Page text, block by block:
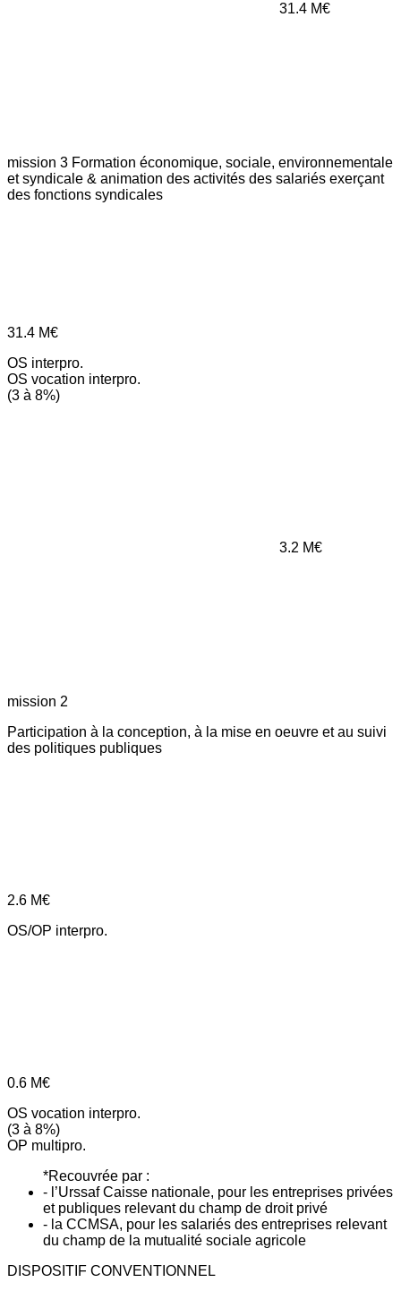
31.4 M€
mission 3 Formation économique, sociale, environnementale
et syndicale & animation des activités des salariés exerçant
des fonctions syndicales
31.4 M€
OS interpro.
OS vocation interpro.
(3 à 8%)
3.2 M€
mission 2
Participation à la conception, à la mise en oeuvre et au suivi
des politiques publiques
2.6 M€
OS/OP interpro.
0.6 M€
OS vocation interpro.
(3 à 8%)
OP multipro.
*Recouvrée par :
- l’Urssaf Caisse nationale, pour les entreprises privées
et publiques relevant du champ de droit privé
- la CCMSA, pour les salariés des entreprises relevant
du champ de la mutualité sociale agricole
DISPOSITIF CONVENTIONNEL